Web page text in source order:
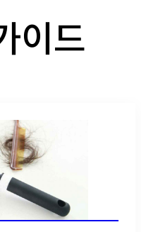
이드
건 관련 소식부터
시공고등